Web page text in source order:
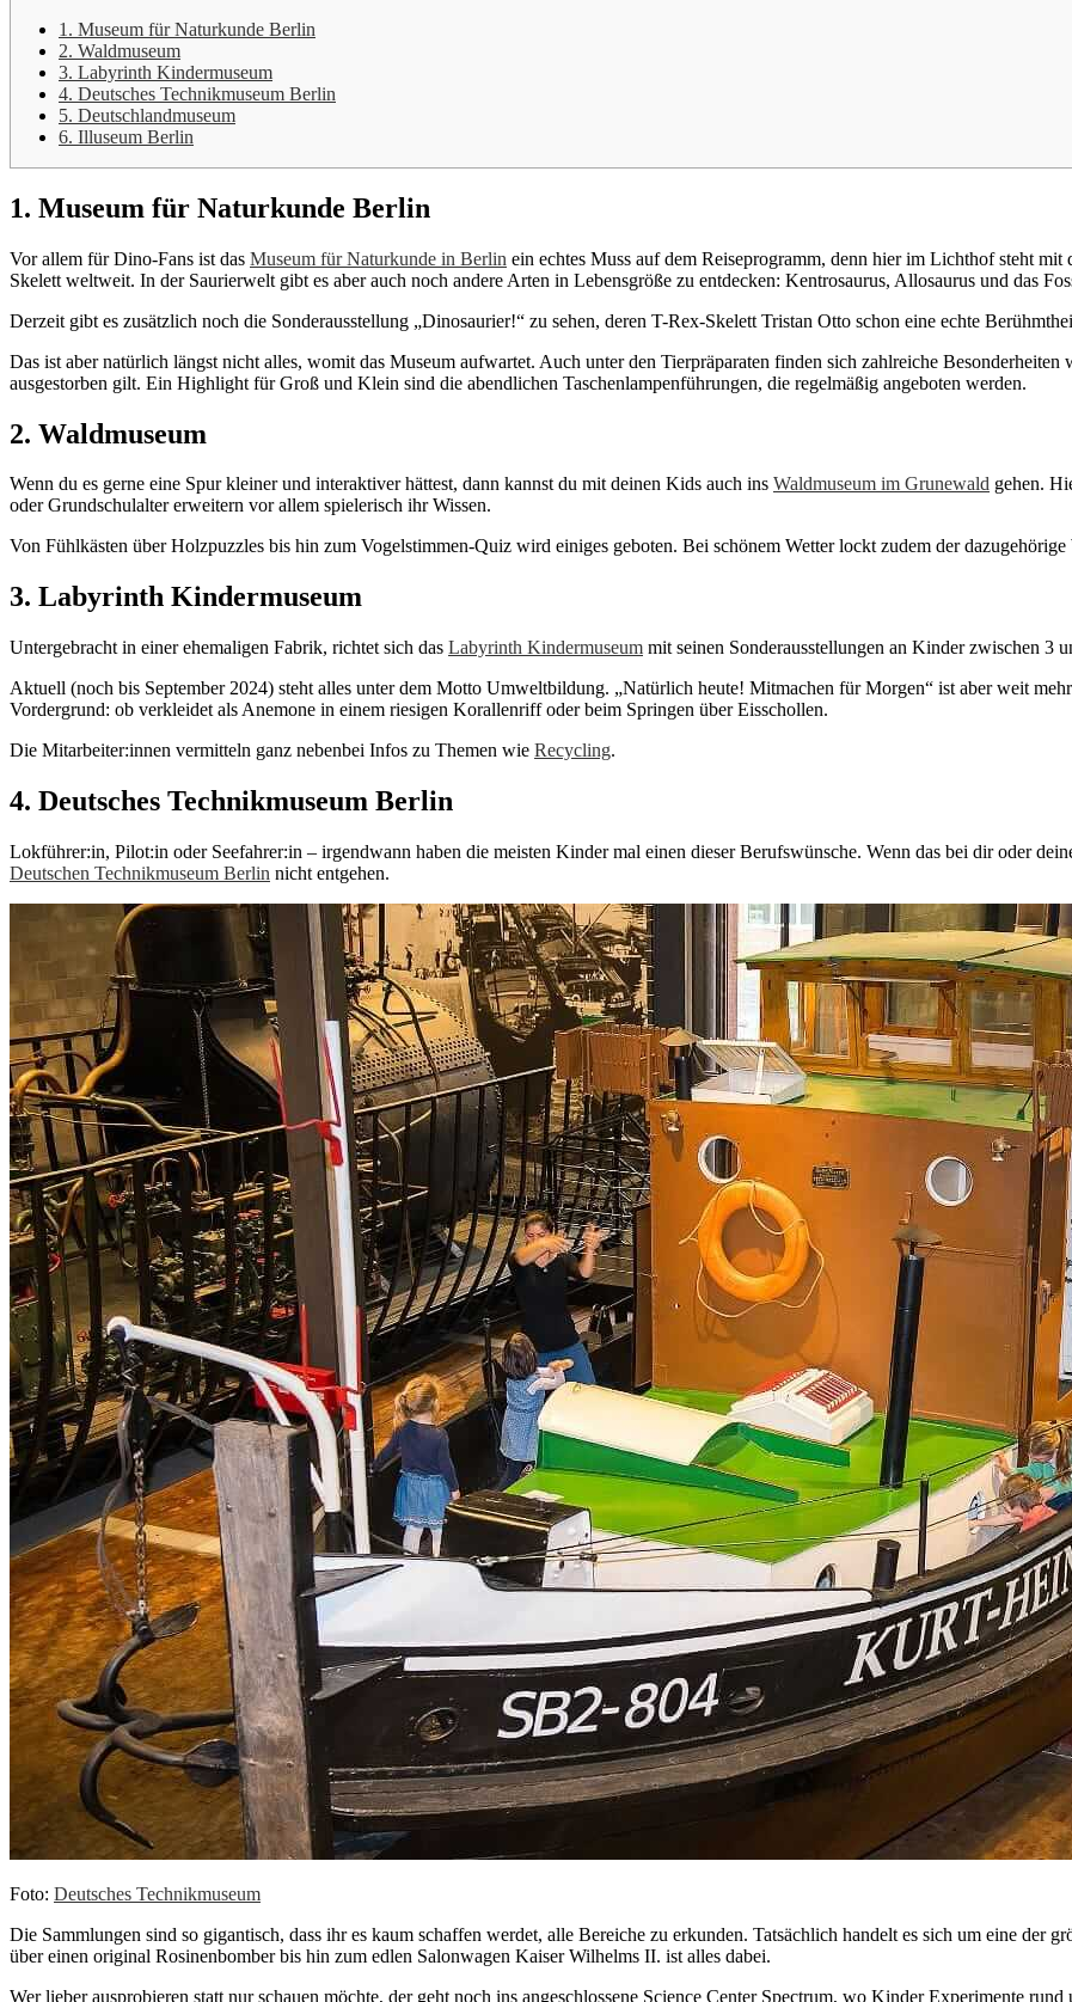
1. Museum für Naturkunde Berlin
2. Waldmuseum
3. Labyrinth Kindermuseum
4. Deutsches Technikmuseum Berlin
5. Deutschlandmuseum
6. Illuseum Berlin
1. Museum für Naturkunde Berlin
Vor allem für Dino-Fans ist das Museum für Naturkunde in Berlin ein echtes Muss auf dem Reiseprogramm, denn hier im Lichthof steht
Skelett weltweit. In der Saurierwelt gibt es aber auch noch andere Arten in Lebensgröße zu entdecken: Kentrosaurus, Allosaurus und das
Derzeit gibt es zusätzlich noch die Sonderausstellung „Dinosaurier!“ zu sehen, deren T-Rex-Skelett Tristan Otto schon eine echte
Das ist aber natürlich längst nicht alles, womit das Museum aufwartet. Auch unter den Tierpräparaten finden sich zahlreiche Besonderheiten
ausgestorben gilt. Ein Highlight für Groß und Klein sind die abendlichen Taschenlampenführungen, die regelmäßig angeboten werden.
2. Waldmuseum
Wenn du es gerne eine Spur kleiner und interaktiver hättest, dann kannst du mit deinen Kids auch ins Waldmuseum im Grunewald gehen.
oder Grundschulalter erweitern vor allem spielerisch ihr Wissen.
Von Fühlkästen über Holzpuzzles bis hin zum Vogelstimmen-Quiz wird einiges geboten. Bei schönem Wetter lockt zudem der
3. Labyrinth Kindermuseum
Untergebracht in einer ehemaligen Fabrik, richtet sich das Labyrinth Kindermuseum mit seinen Sonderausstellungen an Kinder zwischen 3
Aktuell (noch bis September 2024) steht alles unter dem Motto Umweltbildung. „Natürlich heute! Mitmachen für Morgen“ ist aber weit
Vordergrund: ob verkleidet als Anemone in einem riesigen Korallenriff oder beim Springen über Eisschollen.
Die Mitarbeiter:innen vermitteln ganz nebenbei Infos zu Themen wie Recycling.
4. Deutsches Technikmuseum Berlin
Lokführer:in, Pilot:in oder Seefahrer:in – irgendwann haben die meisten Kinder mal einen dieser Berufswünsche. Wenn das bei dir oder
Deutschen Technikmuseum Berlin nicht entgehen.
Foto: Deutsches Technikmuseum
Die Sammlungen sind so gigantisch, dass ihr es kaum schaffen werdet, alle Bereiche zu erkunden. Tatsächlich handelt es sich um eine der
über einen original Rosinenbomber bis hin zum edlen Salonwagen Kaiser Wilhelms II. ist alles dabei.
Wer lieber ausprobieren statt nur schauen möchte, der geht noch ins angeschlossene Science Center Spectrum, wo Kinder Experimente